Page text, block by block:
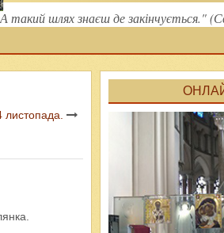
шлях знаєш де закінчується."